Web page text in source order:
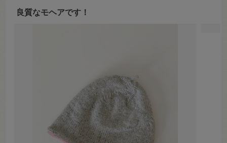
良質なモヘアです！